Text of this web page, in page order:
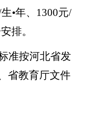
•年、1300元/
排。
准按河北省发
省教育厅文件